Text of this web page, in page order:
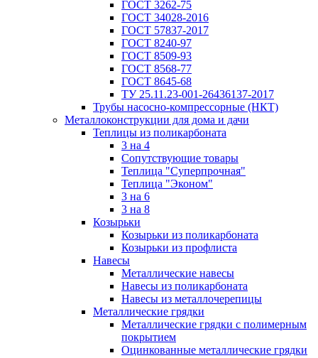
ГОСТ 3262-75
ГОСТ 34028-2016
ГОСТ 57837-2017
ГОСТ 8240-97
ГОСТ 8509-93
ГОСТ 8568-77
ГОСТ 8645-68
ТУ 25.11.23-001-26436137-2017
Трубы насосно-компрессорные (НКТ)
Металлоконструкции для дома и дачи
Теплицы из поликарбоната
3 на 4
Сопутствующие товары
Теплица "Суперпрочная"
Теплица "Эконом"
3 на 6
3 на 8
Козырьки
Козырьки из поликарбоната
Козырьки из профлиста
Навесы
Металлические навесы
Навесы из поликарбоната
Навесы из металлочерепицы
Металлические грядки
Металлические грядки с полимерным
покрытием
Оцинкованные металлические грядки